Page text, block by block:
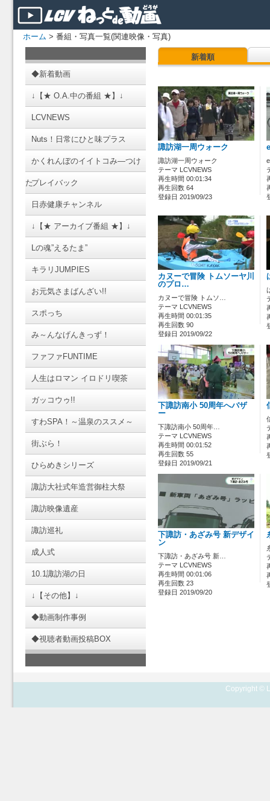
ホーム > 番組・写真一覧(関連映像・写真)
◆新着動画
↓【★ O.A.中の番組 ★】↓
LCVNEWS
Nuts！日常にひと味プラス
かくれんぼのイイトコみ―つけ
たプレイバック
日赤健康チャンネル
↓【★ アーカイブ番組 ★】↓
Lの魂”えるたま”
キラリJUMPIES
お元気さまばんざい!!
スポっち
み～んなげんきっず！
ファファFUNTIME
人生はロマン イロドリ喫茶
ガッコウゥ!!
すわSPA！～温泉のススメ～
街ぶら！
ひらめきシリーズ
諏訪大社式年造営御柱大祭
諏訪映像遺産
諏訪巡礼
成人式
10.1諏訪湖の日
↓【その他】↓
◆動画制作事例
◆視聴者動画投稿BOX
新着順
諏訪湖一周ウォーク
諏訪湖一周ウォーク
テーマ LCVNEWS
再生時間 00:01:34
再生回数 64
登録日 2019/09/23
カヌーで冒険 トムソーヤ川
のプロ…
カヌーで冒険 トムソ…
テーマ LCVNEWS
再生時間 00:01:35
再生回数 90
登録日 2019/09/22
下諏訪南小 50周年へバザ
ー
下諏訪南小 50周年…
テーマ LCVNEWS
再生時間 00:01:52
再生回数 55
登録日 2019/09/21
下諏訪・あざみ号 新デザイ
ン
下諏訪・あざみ号 新…
テーマ LCVNEWS
再生時間 00:01:06
再生回数 23
登録日 2019/09/20
Copyright ©